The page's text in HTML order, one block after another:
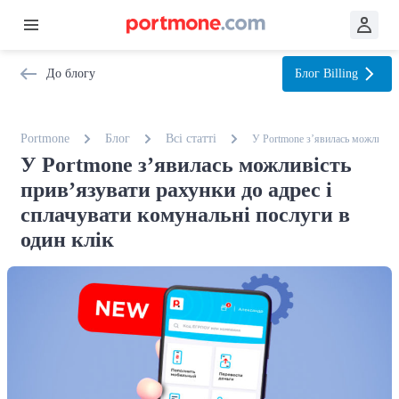
До блогу Блог Billing
Portmone Блог Всі статтi У Portmone з’явилась
У Portmone з’явилась можливість
прив’язувати рахунки до адрес і
сплачувати комунальні послуги в
один клік